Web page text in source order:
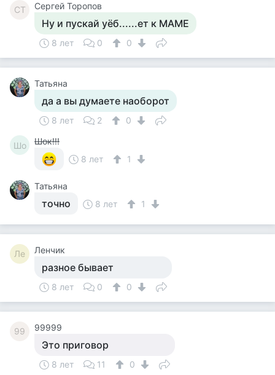
СТ Сергей Торопов
Ну и пускай уёб......ет к МАМЕ
8 лет 0 0
Татьяна
да а вы думаете наоборот
8 лет 2 0
Шо
Шок!!!
8 лет
1
Татьяна
точно 8 лет 1
Ле Ленчик
разное бывает
8 лет 0 0
99 99999
Это приговор
8 лет 11
0